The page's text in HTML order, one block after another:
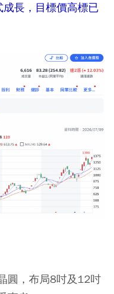
長，目標價高標已
圓，布局8吋及12吋